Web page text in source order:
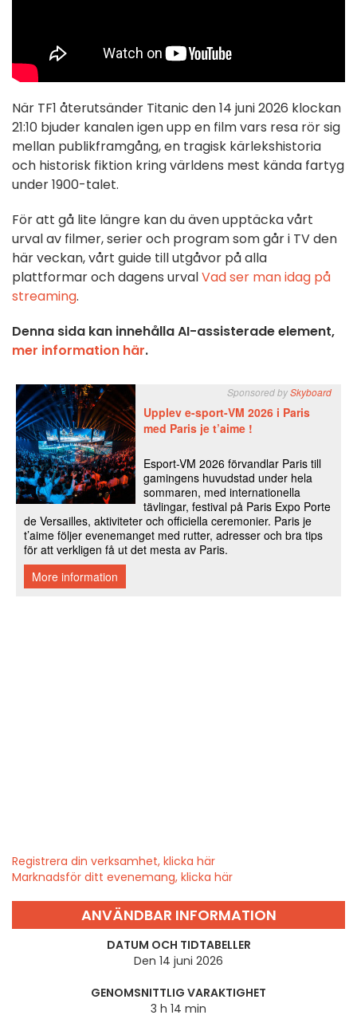
När TF1 återutsänder Titanic den 14 juni 2026 klockan
21:10 bjuder kanalen igen upp en film vars resa rör sig
mellan publikframgång, en tragisk kärlekshistoria
och historisk fiktion kring världens mest kända fartyg
under 1900-talet.
För att gå lite längre kan du även upptäcka vårt
urval av filmer, serier och program som går i TV den
här veckan, vårt guide till utgåvor på alla
plattformar och dagens urvalVad ser man idag på
streaming.
Denna sida kan innehålla AI-assisterade element,
mer information här.
Registrera din verksamhet, klicka här
Marknadsför ditt evenemang, klicka här
ANVÄNDBAR INFORMATION
DATUM OCH TIDTABELLER
Den 14 juni 2026
GENOMSNITTLIG VARAKTIGHET
3 h 14 min